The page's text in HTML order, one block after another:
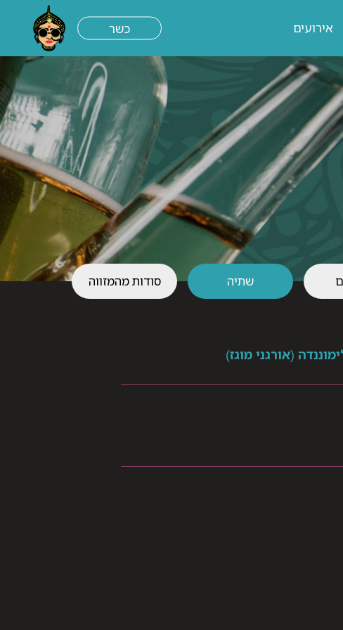
אירועים כשר
שתיה סודות מהמזווה
(אורגני מוגז)